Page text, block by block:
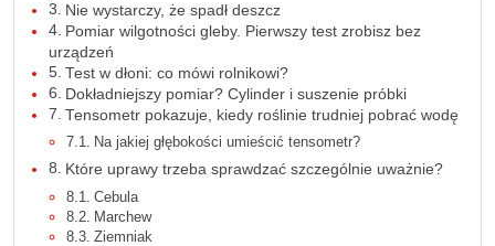
Nie wystarczy, że spadł deszcz
Pomiar wilgotności gleby. Pierwszy test zrobisz bez
urządzeń
Test w dłoni: co mówi rolnikowi?
Dokładniejszy pomiar? Cylinder i suszenie próbki
Tensometr pokazuje, kiedy roślinie trudniej pobrać wodę
Na jakiej głębokości umieścić tensometr?
Które uprawy trzeba sprawdzać szczególnie uważnie?
Cebula
Marchew
Ziemniak